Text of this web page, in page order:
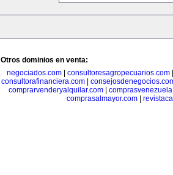
Otros dominios en venta:
negociados.com
consultoresagropecuarios.com
consultorafinanciera.com|
comprarvenderyalquilar.com|
comprasalmayor.com